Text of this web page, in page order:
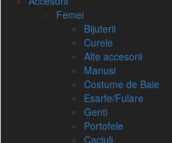
Femei
Bijuterii
Curele
Alte accesorii
Manusi
Costume de Baie
Esarfe/Fulare
Genti
Portofele
Caciuli